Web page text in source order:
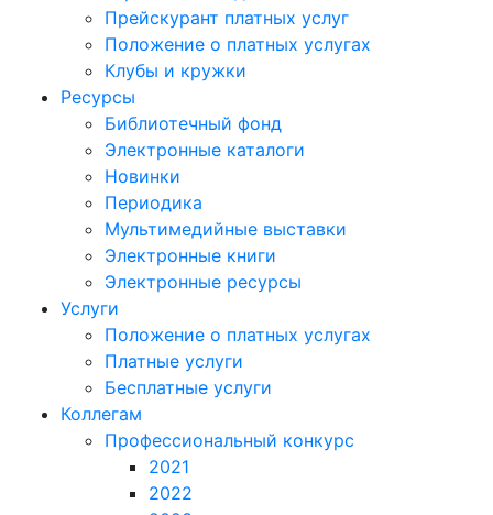
Прейскурант платных услуг
Положение о платных услугах
Клубы и кружки
Ресурсы
Библиотечный фонд
Электронные каталоги
Новинки
Периодика
Мультимедийные выставки
Электронные книги
Электронные ресурсы
Услуги
Положение о платных услугах
Платные услуги
Бесплатные услуги
Коллегам
Профессиональный конкурс
2021
2022